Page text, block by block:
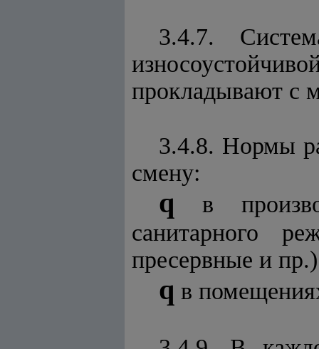
3.4.7.
прокладывают с
3.4.8. Нормы
смену:
q
в
санитарного
пресервные и
q в